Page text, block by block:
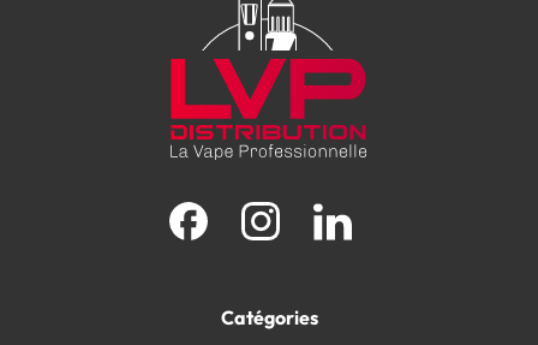
Catégories
Facebook Instagram